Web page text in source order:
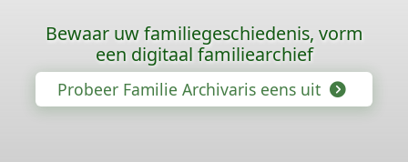
Bewaar uw familiegeschiedenis, vorm
een digitaal familiearchief
Probeer Familie Archivaris eens uit